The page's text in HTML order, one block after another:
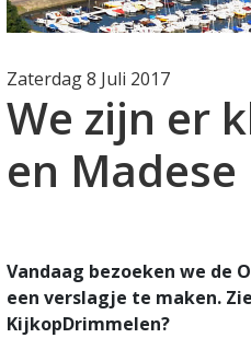
Zaterdag 8 Juli 2017
We zijn er
en Madese
Vandaag bezoeken we de
een verslagje te maken.
KijkopDrimmelen?